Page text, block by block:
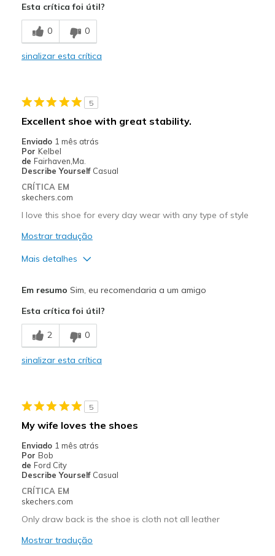
Comfortable
Stylish
Going Out
Width
Sizing
View On Shoes
Shoes are for Wearing
Esta crítica foi útil?
0 0
sinalizar esta crítica
5
Excellent shoe with great stability.
Enviado 1 mês atrás
Por Kelbel
de Fairhaven,Ma.
Describe Yourself Casual
CRÍTICA EM
skechers.com
I love this shoe for every day wear with any type of style
Mostrar tradução
Mais detalhes
Comfortable
Durable
Casual Wear
Width
Sizing
Feels true to size
View On Shoes
Em resumo Sim, eu recomendaria a um amigo
Esta crítica foi útil?
2 0
sinalizar esta crítica
5
My wife loves the shoes
Enviado 1 mês atrás
Por Bob
de Ford City
Describe Yourself Casual
CRÍTICA EM
skechers.com
Only draw back is the shoe is cloth not all leather
Mostrar tradução